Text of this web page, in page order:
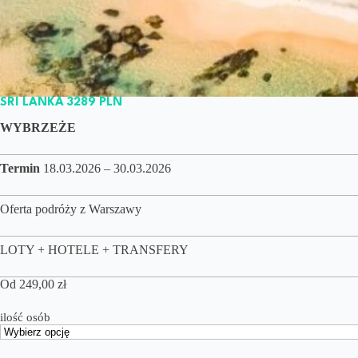
SRI LANKA 3289 PLN
WYBRZEŻE
Termin 18.03.2026 – 30.03.2026
Oferta podróży z Warszawy
LOTY + HOTELE + TRANSFERY
Od 249,00 zł
ilość osób